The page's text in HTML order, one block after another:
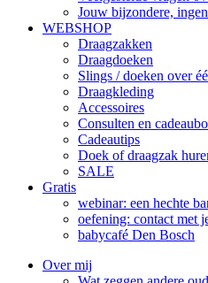
Jouw bijzondere,
WEBSHOP
Draagzakken
Draagdoeken
Slings / doeken over
Draagkleding
Accessoires
Consulten en
Cadeautips
Doek of draagzak
SALE
Gratis
webinar: een hechte
oefening: contact met
babycafé Den Bosch
Over mij